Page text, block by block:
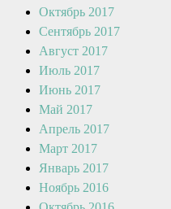
Октябрь 2017
Сентябрь 2017
Август 2017
Июль 2017
Июнь 2017
Май 2017
Апрель 2017
Март 2017
Январь 2017
Ноябрь 2016